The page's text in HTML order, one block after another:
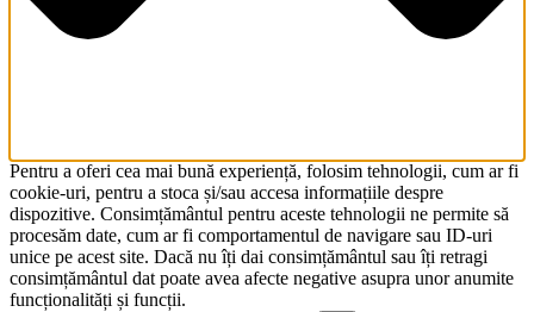
Pentru a oferi cea mai bună experiență, folosim tehnologii, cum ar fi
cookie-uri, pentru a stoca și/sau accesa informațiile despre
dispozitive. Consimțământul pentru aceste tehnologii ne permite să
procesăm date, cum ar fi comportamentul de navigare sau ID-uri
unice pe acest site. Dacă nu îți dai consimțământul sau îți retragi
consimțământul dat poate avea afecte negative asupra unor anumite
funcționalități și funcții.